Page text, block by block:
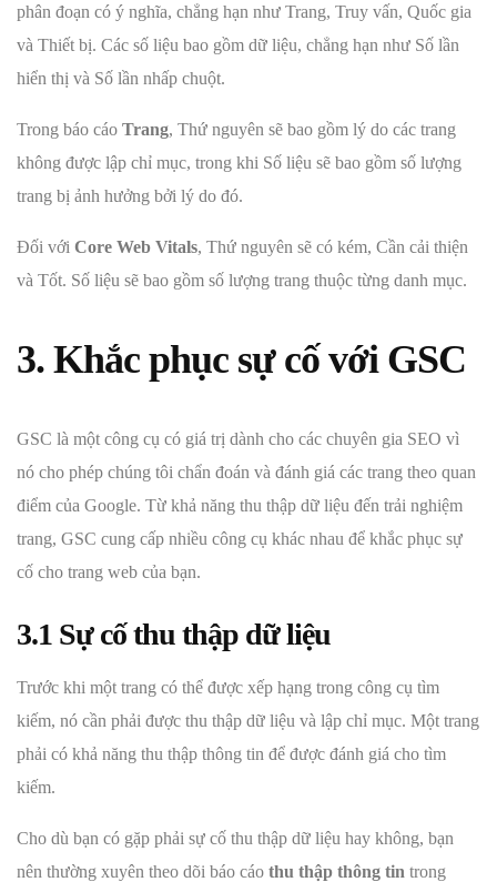
phân đoạn có ý nghĩa, chẳng hạn như Trang, Truy vấn, Quốc gia
và Thiết bị. Các số liệu bao gồm dữ liệu, chẳng hạn như Số lần
hiển thị và Số lần nhấp chuột.
Trong báo cáo Trang, Thứ nguyên sẽ bao gồm lý do các trang
không được lập chỉ mục, trong khi Số liệu sẽ bao gồm số lượng
trang bị ảnh hưởng bởi lý do đó.
Đối với Core Web Vitals, Thứ nguyên sẽ có kém, Cần cải thiện
và Tốt. Số liệu sẽ bao gồm số lượng trang thuộc từng danh mục.
3. Khắc phục sự cố với GSC
GSC là một công cụ có giá trị dành cho các chuyên gia SEO vì
nó cho phép chúng tôi chẩn đoán và đánh giá các trang theo quan
điểm của Google. Từ khả năng thu thập dữ liệu đến trải nghiệm
trang, GSC cung cấp nhiều công cụ khác nhau để khắc phục sự
cố cho trang web của bạn.
3.1 Sự cố thu thập dữ liệu
Trước khi một trang có thể được xếp hạng trong công cụ tìm
kiếm, nó cần phải được thu thập dữ liệu và lập chỉ mục. Một trang
phải có khả năng thu thập thông tin để được đánh giá cho tìm
kiếm.
Cho dù bạn có gặp phải sự cố thu thập dữ liệu hay không, bạn
nên thường xuyên theo dõi báo cáo thu thập thông tin trong